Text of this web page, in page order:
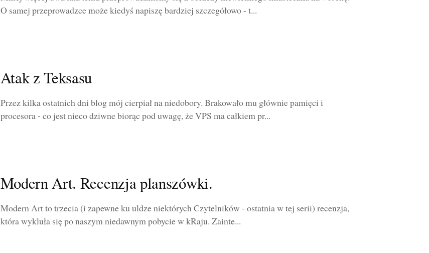
O samej przeprowadzce może kiedyś napiszę bardziej szczegółowo - t...
Atak z Teksasu
Przez kilka ostatnich dni blog mój cierpiał na niedobory. Brakowało mu głównie pamięci i
procesora - co jest nieco dziwne biorąc pod uwagę, że VPS ma całkiem pr...
Modern Art. Recenzja planszówki.
Modern Art to trzecia (i zapewne ku uldze niektórych Czytelników - ostatnia w tej serii) recenzja,
która wykluła się po naszym niedawnym pobycie w kRaju. Zainte...